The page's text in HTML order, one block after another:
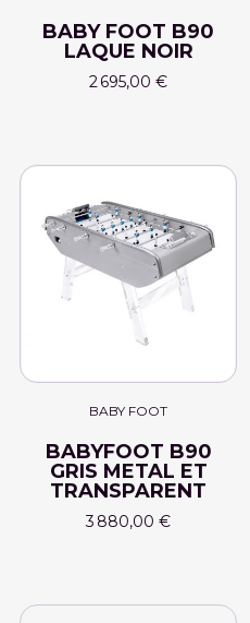
BABY FOOT B90
LAQUE NOIR
2 695,00 €
BABY FOOT
BABYFOOT B90
GRIS METAL ET
TRANSPARENT
3 880,00 €